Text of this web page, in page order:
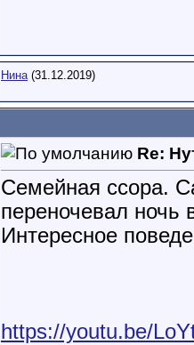
Нина(31.12.2019)
Re:
Семейная ссора.
переночевал ночь
Интересное
https://youtu.be/